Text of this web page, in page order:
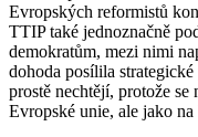
Evropských reformistů
TTIP také jednoznačně
demokratům, mezi nimi
dohoda posílila
prostě nechtějí, protože se
Evropské unie, ale jako